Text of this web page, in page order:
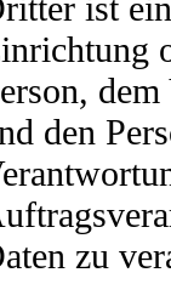
den
zu